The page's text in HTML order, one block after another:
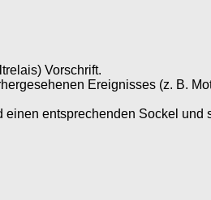
Vorschrift.
Ereignisses (z. B.
entsprechenden Sockel und